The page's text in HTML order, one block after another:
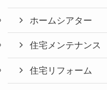
ホームシアター
住宅メンテナンス
住宅リフォーム